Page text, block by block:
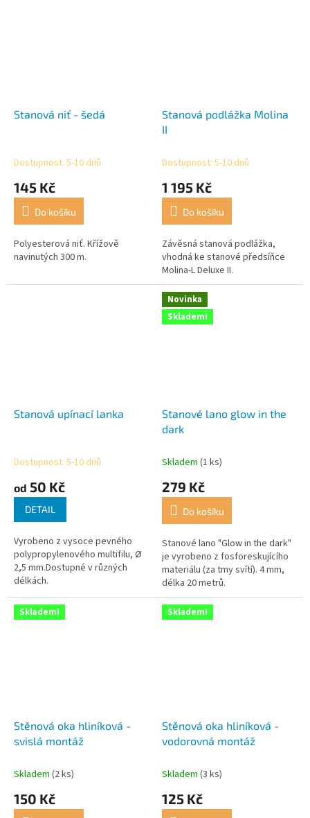
Stanová niť - šedá
Dostupnost: 5-10 dnů
145 Kč
Do košíku
Polyesterová niť. Křížově
navinutých 300 m.
Stanová podlážka Molina
II
Dostupnost: 5-10 dnů
1 195 Kč
Do košíku
Závěsná stanová podlážka,
vhodná ke stanové předsíňce
Molina-L Deluxe II.
Stanová upínací lanka
Dostupnost: 5-10 dnů
od 50 Kč
DETAIL
Vyrobeno z vysoce pevného
polypropylenového multifilu, Ø
2,5 mm.Dostupné v různých
délkách.
Novinka
Skladem!
Stanové lano glow in the
dark
Skladem (1 ks)
279 Kč
Do košíku
Stanové lano "Glow in the dark"
je vyrobeno z fosforeskujícího
materiálu (za tmy svítí). 4 mm,
délka 20 metrů.
Skladem!
Stěnová oka hliníková -
svislá montáž
Skladem (2 ks)
150 Kč
Skladem!
Stěnová oka hliníková -
vodorovná montáž
Skladem (3 ks)
125 Kč